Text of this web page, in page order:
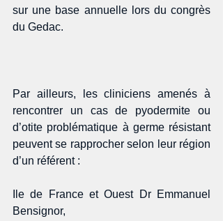
sur une base annuelle lors du congrès
du Gedac.
Par ailleurs, les cliniciens amenés à
rencontrer un cas de pyodermite ou
d’otite problématique à germe résistant
peuvent se rapprocher selon leur région
d’un référent :
Ile de France et Ouest Dr Emmanuel
Bensignor,